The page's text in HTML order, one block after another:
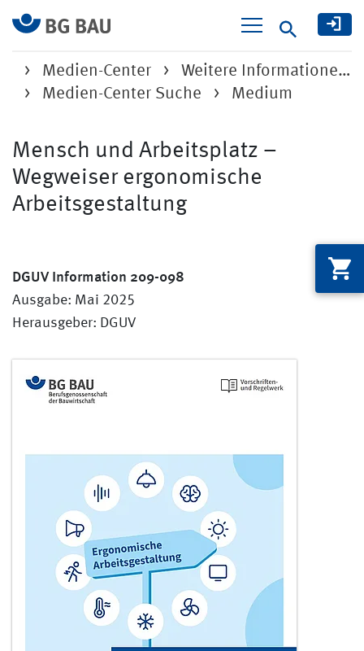
Suche
Medien-Center
Weitere Informatione…
Medien-Center Suche
Medium
Mensch und Arbeitsplatz –
Wegweiser ergonomische
Arbeitsgestaltung
DGUV Information 209-098
Ausgabe: Mai 2025
Herausgeber: DGUV